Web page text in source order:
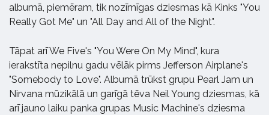
albumā, piemēram, tik nozīmīgas dziesmas kā Kinks "You
Really Got Me" un "All Day and All of the Night".
Tāpat arī We Five's "You Were On My Mind", kura
ierakstīta nepilnu gadu vēlāk pirms Jefferson Airplane's
"Somebody to Love". Albumā trūkst grupu Pearl Jam un
Nirvana mūzikālā un garīgā tēva Neil Young dziesmas, kā
arī jauno laiku panka grupas Music Machine's dziesma